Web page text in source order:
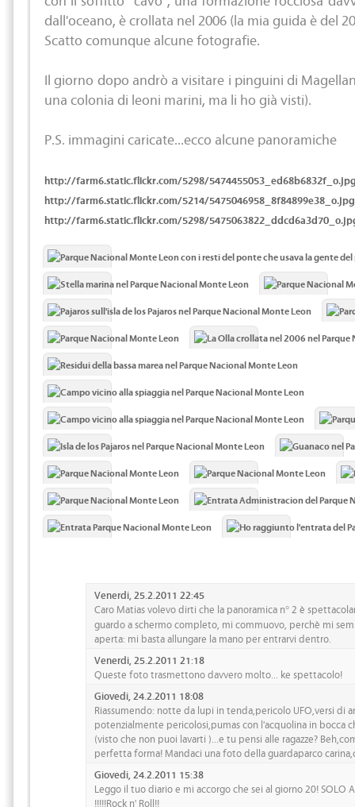
dall'oceano, è crollata nel 2006 (la mia guida è del
Scatto comunque alcune fotografie.
Il giorno dopo andrò a visitare i pinguini di
una colonia di leoni marini, ma li ho già visti).
P.S. immagini caricate...ecco alcune panoramiche
http://farm6.static.flickr.com/5298/
http://farm6.static.flickr.com/5214/5475046958_8f84899e38_o.jpg
http://farm6.static.flickr.com/5298/
Venerdi, 25.2.2011 22:45
Caro Matias volevo dirti che la panoramica n° 2 è
guardo a schermo completo, mi commuovo, perchè mi
aperta: mi basta allungare la mano per entrarvi dentro.
Venerdi, 25.2.2011 21:18
Queste foto trasmettono davvero molto... ke spettacolo!
Giovedi, 24.2.2011 18:08
Riassumendo: notte da lupi in tenda,pericolo UFO,versi di
potenzialmente pericolosi,pumas con l'acquolina in bocca
(visto che non puoi lavarti )...e tu pensi alle ragazze?
perfetta forma! Mandaci una foto della guardaparco
Giovedi, 24.2.2011 15:38
Leggo il tuo diario e mi accorgo che sei al giorno 20! SOLO
!!!!!Rock n' Roll!!